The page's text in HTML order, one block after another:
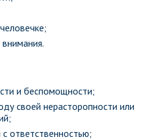
и беспомощности;
своей нерасторопности или
с ответственностью;